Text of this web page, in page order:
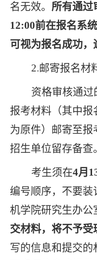
名无效。 所有通过
12:00前在报名系
可视为报名成功，
2.邮寄报名材
资格审核通过
报考材料 （其中
为原件）邮寄至报
招生单位留存备查。
考生须在4月
编号顺序，不要
机学院研究生办公
交材料，将不予受
写的信息和提交的